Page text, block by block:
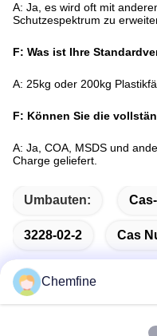
A: Ja, es wird oft mit
Schutzespektrum zu
F: Was ist Ihre
A: 25kg oder 200kg
F: Können Sie die
A: Ja, COA, MSDS und
Charge geliefert.
Umbauten:
3228-02-2 Cas
Chemfine